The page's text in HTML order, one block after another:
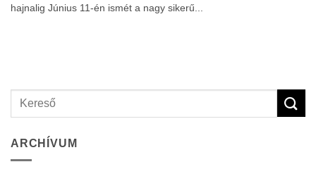
hajnalig Június 11-én ismét a nagy sikerű...
ARCHÍVUM